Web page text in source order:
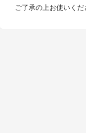
ご了承の上お使いくだ